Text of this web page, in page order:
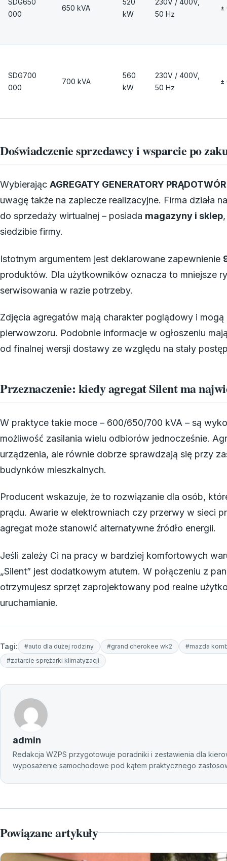
000
650 kVA
kW
50 Hz
±
SDG700
000
700 kVA
560
kW
230V / 400V,
50 Hz
±
Doświadczenie sprzedawcy i wsparcie po
Wybierając AGREGATY GENERATORY
uwagę także na zaplecze realizacyjne. Firma działa
do sprzedaży wirtualnej – posiada magazyny i sklep
siedzibie firmy.
Istotnym argumentem jest deklarowane zapewnienie
produktów. Dla użytkowników oznacza to mniejsze
serwisowania w razie potrzeby.
Zdjęcia agregatów mają charakter poglądowy i
pierwowzoru. Podobnie informacje w ogłoszeniu
od finalnej wersji dostawy ze względu na stały
Przeznaczenie: kiedy agregat Silent ma
W praktyce takie moce – 600/650/700 kVA – są
możliwość zasilania wielu odbiorów jednocześnie.
urządzenia, ale równie dobrze sprawdzają się przy
budynków mieszkalnych.
Producent wskazuje, że to rozwiązanie dla osób,
prądu. Awarie w elektrowniach czy przerwy w sieci
agregat może stanowić alternatywne źródło energii.
Jeśli zależy Ci na pracy w bardziej komfortowych
„Silent” jest dodatkowym atutem. W połączeniu z
otrzymujesz sprzęt zaprojektowany pod realne
uruchamianie.
Tagi: #auto dla dużej rodziny #grand cherokee wk2
#mazda
#zatarcie sprężarki klimatyzacji
admin
Redakcja WZPS przygotowuje poradniki i zestawienia dla
wyposażenie samochodowe pod kątem praktycznego
Powiązane artykuły